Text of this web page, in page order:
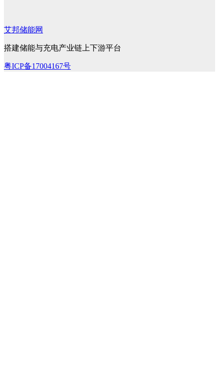
艾邦储能网
搭建储能与充电产业链上下游平台
粤ICP备17004167号